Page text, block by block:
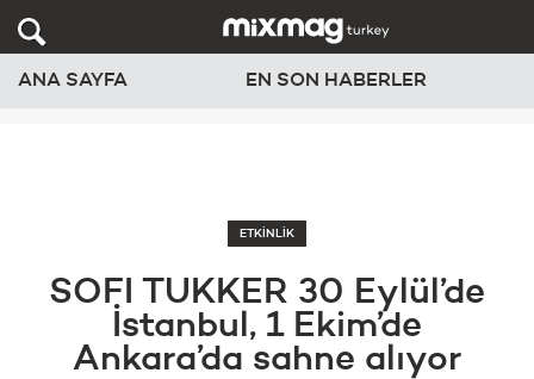
ANA SAYFA EN SON HABERLER
ETKİNLİK
SOFI TUKKER 30 Eylül’de
İstanbul, 1 Ekim’de
Ankara’da sahne alıyor